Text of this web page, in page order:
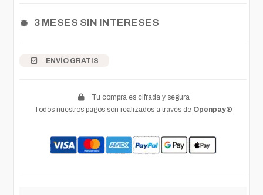
3 MESES SIN INTERESES
ENVÍO GRATIS
Tu compra es cifrada y segura
Todos nuestros pagos son realizados a través de Openpay®